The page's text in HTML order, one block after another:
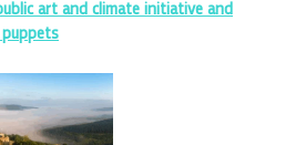
art and climate initiative and
puppets